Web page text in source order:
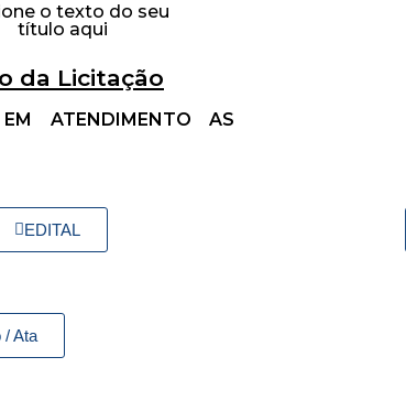
o texto do seu
título aqui
da Licitação
ATENDIMENTO AS
EDITAL
/ Ata